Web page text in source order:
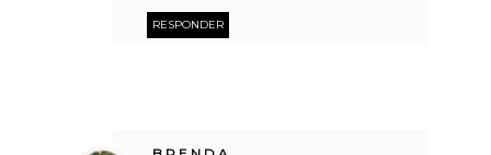
RESPONDER